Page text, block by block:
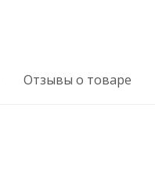
Отзывы о товаре